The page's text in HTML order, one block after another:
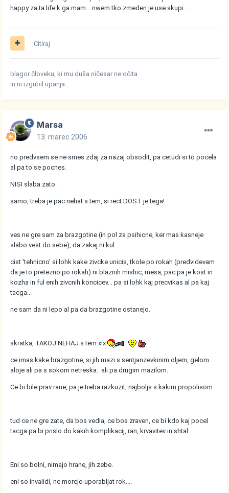
happy za ta life k ga mam... nwem tko zmeden je use skupi...
Citiraj
blagor človeku, ki mu duša ničesar ne očita
in ni izgubil upanja...
Marsa
13. marec 2006
no predvsem se ne smes zdaj za nazaj obsodit, pa cetudi si to pocela
al pa to se pocnes.
NISI slaba zato.
samo, treba je pac nehat s tem, si rect DOST je tega!
ves ne gre sam za brazgotine (in pol za psihicne, ker mas kasneje
slabo vest do sebe), da zakaj ni kul....
cist 'tehnicno' si lohk kake zivcke unicis, tkole po rokah (predvidevam
da je to pretezno po rokah) ni blaznih mishic, mesa, pac pa je kost in
kozha in ful enih zivcnih koncicev... pa si lohk kaj precvikas al pa kaj
tacga...
ne sam da ni lepo al pa da brazgotine ostanejo.
skratka, TAKOJ NEHAJ s tem x!x
ce imas kake brazgotine, si jih mazi s sentjanzevkinim oljem, gelom
aloje ali pa s sokom netreska.. ali pa drugim mazilom.
Ce bi bile prav rane, pa je treba razkuzit, najboljs s kakim propolisom.
tud ce ne gre zate, da bos vedla, ce bos zraven, ce bi kdo kaj pocel
tacga pa bi prislo do kakih komplikacij, ran, krvavitev in shtal...
Eni so bolni, nimajo hrane, jih zebe.
eni so invalidi, ne morejo uporabljat rok....